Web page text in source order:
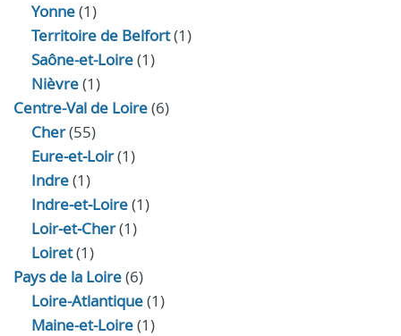
Yonne(1)
Territoire de Belfort(1)
Saône-et-Loire(1)
Nièvre(1)
Centre-Val de Loire(6)
Cher(55)
Eure‑et‑Loir(1)
Indre(1)
Indre‑et‑Loire(1)
Loir‑et‑Cher(1)
Loiret(1)
Pays de la Loire(6)
Loire-Atlantique(1)
Maine-et-Loire(1)